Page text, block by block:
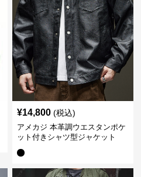
¥14,800 (税込)
アメカジ 本革調ウエスタンポケ
ット付きシャツ型ジャケット